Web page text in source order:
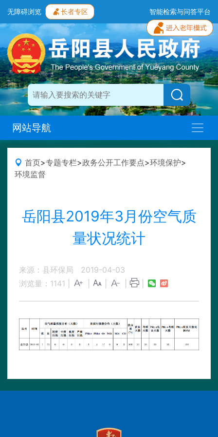
无障碍浏览 长者专区 智能检索与问答平台
网站导航
首页>专题专栏>政务公开工作要点>环境保护>
环境监督
岳阳县2019年3月份空气质
量状况统计
来源：县环保局
2019-04-03
浏览量： 1141